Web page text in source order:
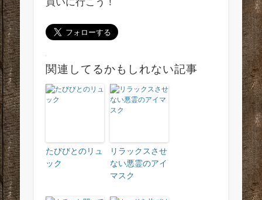
関連してるかもしれない記事
たびびとのリュ
ック
リラックスさせ
ない悪霊のアイ
マスク